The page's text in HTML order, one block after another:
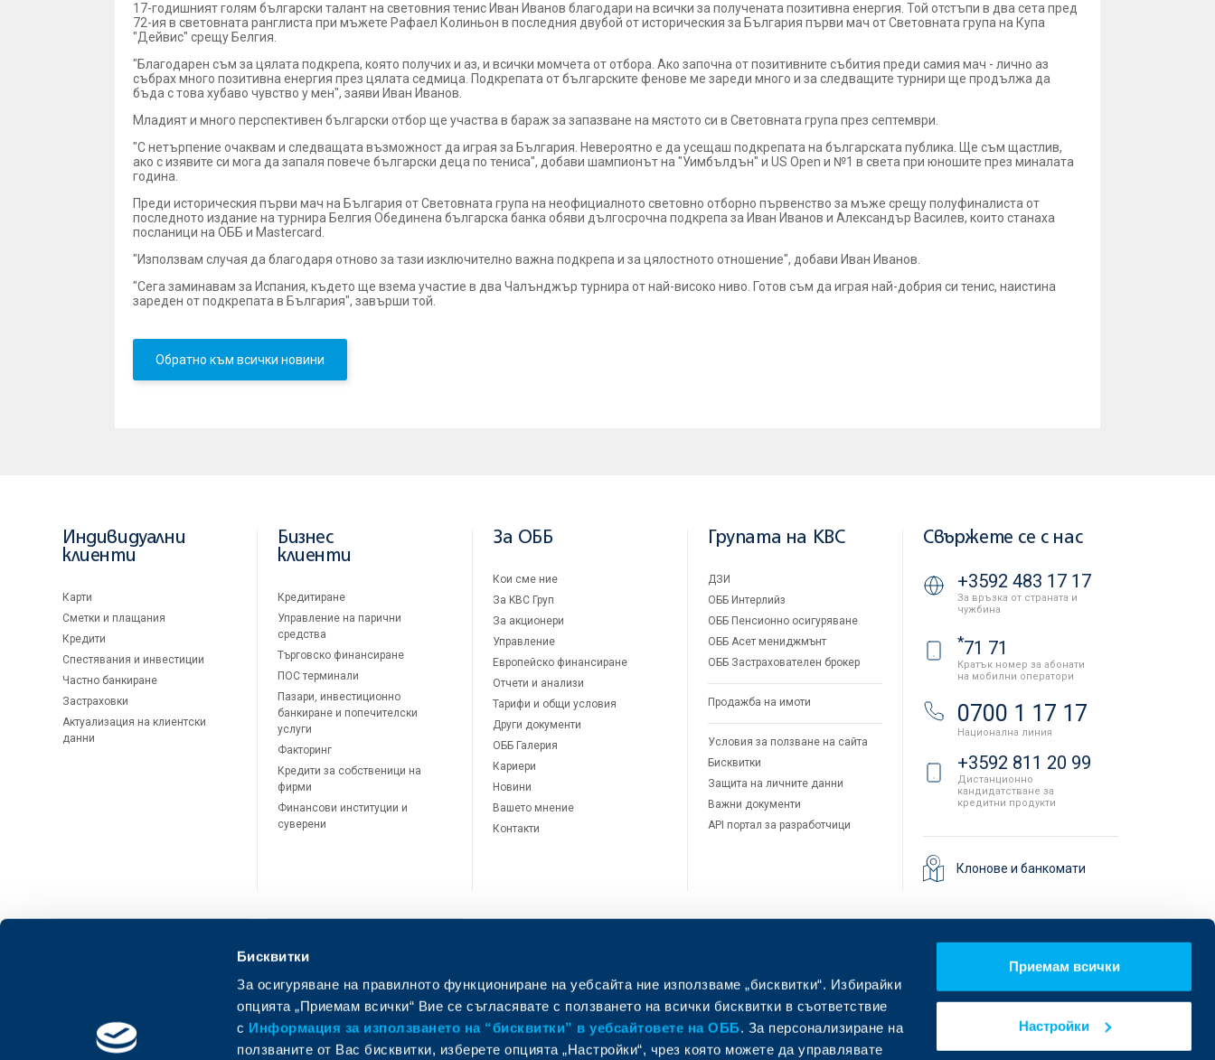
Бисквитки
За осигуряване на правилното функциониране на уебсайта ние използваме „бисквитки“. Избирайки
опцията „Приемам всички“ Вие се съгласявате с ползването на всички бисквитки в съответствие
с Информация за използването на “бисквитки” в уебсайтовете на ОББ. За персонализиране на
ползваните от Вас бисквитки, изберете опцията „Настройки“, чрез която можете да управлявате
Приемам всички
Настройки
17-годишният голям български талант на световния тенис Иван Иванов благодари на всички за получената позитивна енергия. Той отстъпи в два сета пред
72-ия в световната ранглиста при мъжете Рафаел Колиньон в последния двубой от историческия за България първи мач от Световната група на Купа
"Дейвис" срещу Белгия.
"Благодарен съм за цялата подкрепа, която получих и аз, и всички момчета от отбора. Ако започна от позитивните събития преди самия мач - лично аз
събрах много позитивна енергия през цялата седмица. Подкрепата от българските фенове ме зареди много и за следващите турнири ще продължа да
бъда с това хубаво чувство у мен", заяви Иван Иванов.
Младият и много перспективен български отбор ще участва в бараж за запазване на мястото си в Световната група през септември.
"С нетърпение очаквам и следващата възможност да играя за България. Невероятно е да усещаш подкрепата на българската публика. Ще съм щастлив,
ако с изявите си мога да запаля повече български деца по тениса", добави шампионът на "Уимбълдън" и US Open и №1 в света при юношите през миналата
година.
Преди историческия първи мач на България от Световната група на неофициалното световно отборно първенство за мъже срещу полуфиналиста от
последното издание на турнира Белгия Обединена българска банка обяви дългосрочна подкрепа за Иван Иванов и Александър Василев, които станаха
посланици на ОББ и Mastercard.
"Използвам случая да благодаря отново за тази изключително важна подкрепа и за цялостното отношение", добави Иван Иванов.
"Сега заминавам за Испания, където ще взема участие в два Чалънджър турнира от най-високо ниво. Готов съм да играя най-добрия си тенис, наистина
зареден от подкрепата в България", завърши той.
Обратно към всички новини
Индивидуални
клиенти
Карти
Сметки и плащания
Кредити
Спестявания и инвестиции
Частно банкиране
Застраховки
Актуализация на клиентски
данни
Бизнес
клиенти
Кредитиране
Управление на парични
средства
Търговско финансиране
ПОС терминали
Пазари, инвестиционно
банкиране и попечителски
услуги
Факторинг
Кредити за собственици на
фирми
Финансови институции и
суверени
За ОББ
Кои сме ние
За KBC Груп
За акционери
Управление
Европейско финансиране
Отчети и анализи
Тарифи и общи условия
Други документи
ОББ Галерия
Кариери
Новини
Вашето мнение
Контакти
Групата на KBC
ДЗИ
ОББ Интерлийз
ОББ Пенсионно осигуряване
ОББ Асет мениджмънт
ОББ Застрахователен брокер
Продажба на имоти
Условия за ползване на сайта
Бисквитки
Защита на личните данни
Важни документи
API портал за разработчици
Свържете се с нас
+3592 483 17 17
За връзка от страната и
чужбина
*71 71
Кратък номер за абонати
на мобилни оператори
0700 1 17 17
Национална линия
+3592 811 20 99
Дистанционно
кандидатстване за
кредитни продукти
Клонове и банкомати
ОББ Мобайл